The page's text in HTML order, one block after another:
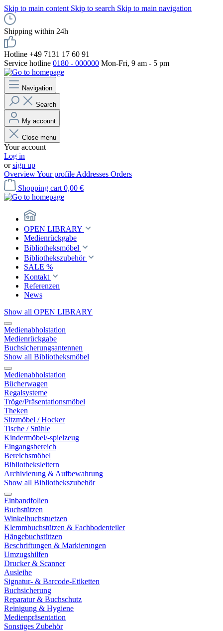
Skip to main content Skip to search Skip to main navigation
Shipping within 24h
Hotline +49 7131 17 60 91
Service hotline 0180 - 000000 Mon-Fri, 9 am - 5 pm
Navigation
Search
My account
Close menu
Your account
Log in
orsign up
OverviewYour profile Addresses Orders
Shopping cart 0,00 €
OPEN LIBRARY
Medienrückgabe
Bibliotheksmöbel
Bibliothekszubehör
SALE %
Kontakt
Referenzen
News
Show all OPEN LIBRARY
Medienabholstation
Medienrückgabe
Buchsicherungsantennen
Show all Bibliotheksmöbel
Medienabholstation
Bücherwagen
Regalsysteme
Tröge/Präsentationsmöbel
Theken
Sitzmöbel / Hocker
Tische / Stühle
Kindermöbel/-spielzeug
Eingangsbereich
Bereichsmöbel
Bibliotheksleitern
Archivierung & Aufbewahrung
Show all Bibliothekszubehör
Einbandfolien
Buchstützen
Winkelbuchstuetzen
Klemmbuchstützen & Fachbodenteiler
Hängebuchstützen
Beschriftungen & Markierungen
Umzugshilfen
Drucker & Scanner
Ausleihe
Signatur- & Barcode-Etiketten
Buchsicherung
Reparatur & Buchschutz
Reinigung & Hygiene
Medienpräsentation
Sonstiges Zubehör